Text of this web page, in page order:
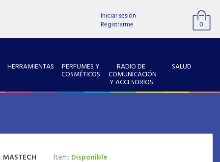
Iniciar sesión
Registrarme
0
HERRAMIENTAS PERFUMES Y
COSMÉTICOS
RADIO DE
COMUNICACIÓN
Y ACCESORIOS
SALUD
MASTECH Item: Disponible